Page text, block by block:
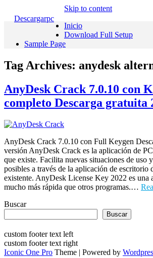
Descargarpc
Skip to content
Inicio
Download Full Setup
Sample Page
Tag Archives: anydesk
AnyDesk Crack 7.0.10 con
completo Descarga gratuita
AnyDesk Crack 7.0.10 con Full Keygen
versión AnyDesk Crack es la aplicación de
que existe. Facilita nuevas situaciones de uso
posibles a través de la aplicación de escritorio
existente. AnyDesk License Key 2022 es una
mucho más rápida que otros programas.…
Buscar
Buscar
custom footer text left
custom footer text right
Iconic One Pro Theme | Powered by